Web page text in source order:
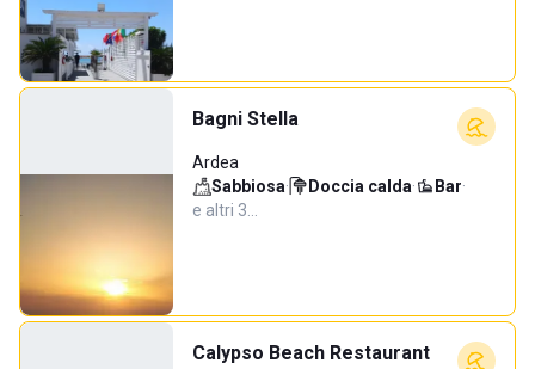
Bagni Stella
Ardea
Sabbiosa· Doccia calda· Bar·
e altri 3…
Calypso Beach Restaurant